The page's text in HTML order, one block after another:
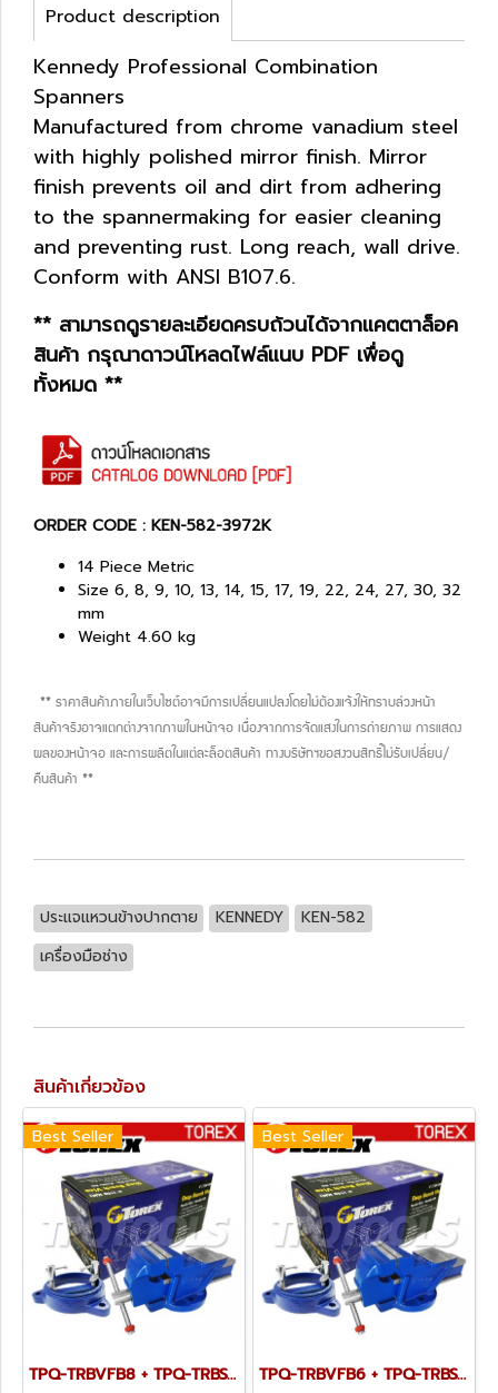
Product description
Kennedy Professional Combination
Spanners
Manufactured from chrome vanadium steel
with highly polished mirror finish. Mirror
finish prevents oil and dirt from adhering
to the spannermaking for easier cleaning
and preventing rust. Long reach, wall drive.
Conform with ANSI B107.6.
** สามารถดูรายละเอียดครบถ้วนได้จากแคตตาล็อค
สินค้า กรุณาดาวน์โหลดไฟล์แนบ PDF เพื่อดู
ทั้งหมด **
ORDER CODE : KEN-582-3972K
14 Piece Metric
Size 6, 8, 9, 10, 13, 14, 15, 17, 19, 22, 24, 27, 30, 32
mm
Weight 4.60 kg
** ราคาสินค้าภายในเว็บไซต์อาจมีการเปลี่ยนแปลงโดยไม่ต้องแจ้งให้ทราบล่วงหน้า
สินค้าจริงอาจแตกต่างจากภาพในหน้าจอ เนื่องจากการจัดแสงในการถ่ายภาพ การแสดง
ผลของหน้าจอ และการผลิตในแต่ละล็อตสินค้า ทางบริษัทฯขอสงวนสิทธิ์ไม่รับเปลี่ยน/
คืนสินค้า **
ประแจแหวนข้างปากตาย KENNEDY
KEN-582
เครื่องมือช่าง
สินค้าเกี่ยวข้อง
Best Seller
TPQ-TRBVFB8 + TPQ-TRBSWV8 ชุดปากกาจับชิ้นงาน 200 มม. (8") พร้อมฐานหมุน
Best Seller
TPQ-TRBVFB6 + TPQ-TRBSWV6 ชุดปากกาจับชิ้นงาน 150 มม. (6") พร้อมฐานหมุน